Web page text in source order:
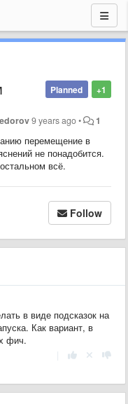
+1
Planned
9 years ago• 1
перемещение в
не понадобится.
всё.
Follow
в виде подсказок на
Как вариант, в
фич.